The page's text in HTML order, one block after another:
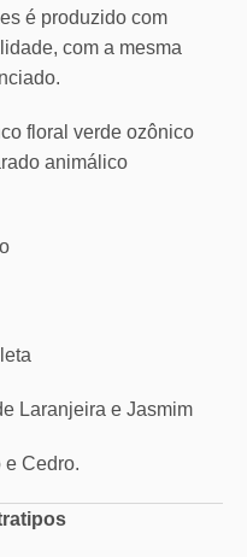
é produzido com
com a mesma
floral verde ozônico
animálico
Laranjeira e Jasmim
e Cedro.